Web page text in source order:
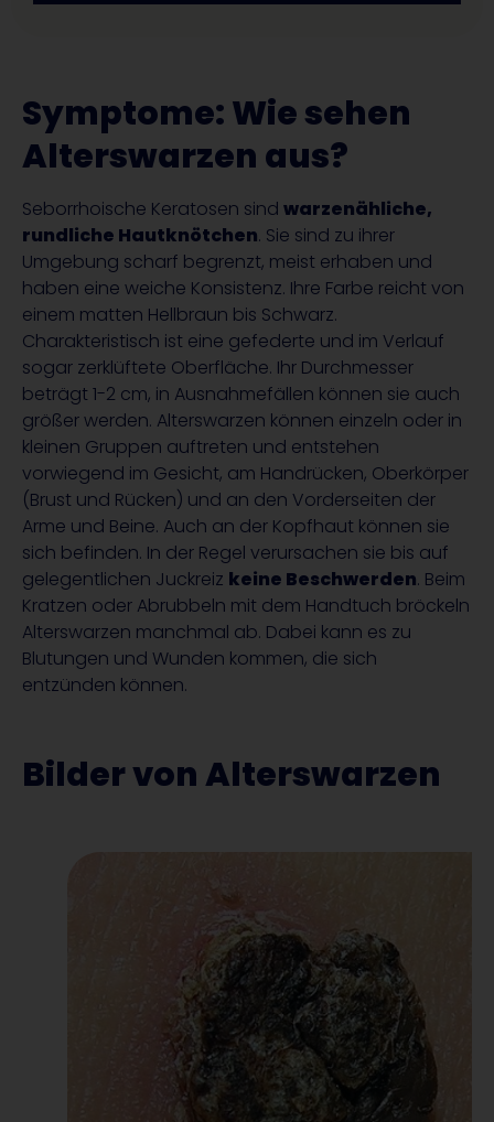
Symptome: Wie sehen
Alterswarzen aus?
Seborrhoische Keratosen sind warzenähliche,
rundliche Hautknötchen. Sie sind zu ihrer
Umgebung scharf begrenzt, meist erhaben und
haben eine weiche Konsistenz. Ihre Farbe reicht von
einem matten Hellbraun bis Schwarz.
Charakteristisch ist eine gefederte und im Verlauf
sogar zerklüftete Oberfläche. Ihr Durchmesser
beträgt 1-2 cm, in Ausnahmefällen können sie auch
größer werden. Alterswarzen können einzeln oder in
kleinen Gruppen auftreten und entstehen
vorwiegend im Gesicht, am Handrücken, Oberkörper
(Brust und Rücken) und an den Vorderseiten der
Arme und Beine. Auch an der Kopfhaut können sie
sich befinden. In der Regel verursachen sie bis auf
gelegentlichen Juckreiz keine Beschwerden. Beim
Kratzen oder Abrubbeln mit dem Handtuch bröckeln
Alterswarzen manchmal ab. Dabei kann es zu
Blutungen und Wunden kommen, die sich
entzünden können.
Bilder von Alterswarzen